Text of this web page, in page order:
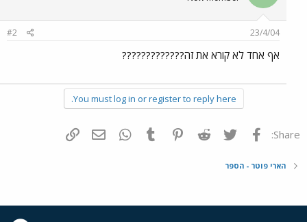
23/4/04
#2
אף אחד לא קורא את זה?????????????
You must log in or register to reply here.
Share: פייסבוק Twitter
Reddit
Pinterest
Tumblr
WhatsAppדואר אלקטרוני
הארי פוטר - הספר